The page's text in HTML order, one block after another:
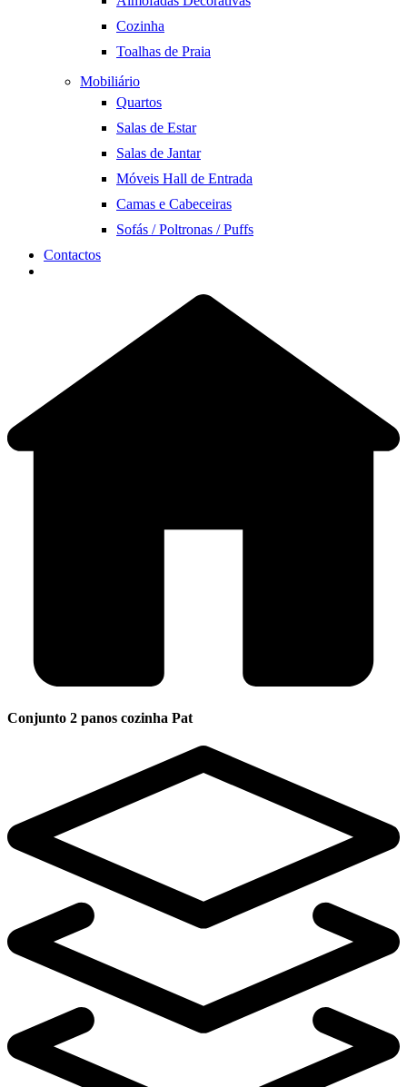
Cozinha
Toalhas de Praia
Mobiliário
Quartos
Salas de Estar
Salas de Jantar
Móveis Hall de Entrada
Camas e Cabeceiras
Sofás / Poltronas / Puffs
Contactos
Conjunto 2 panos cozinha Pat